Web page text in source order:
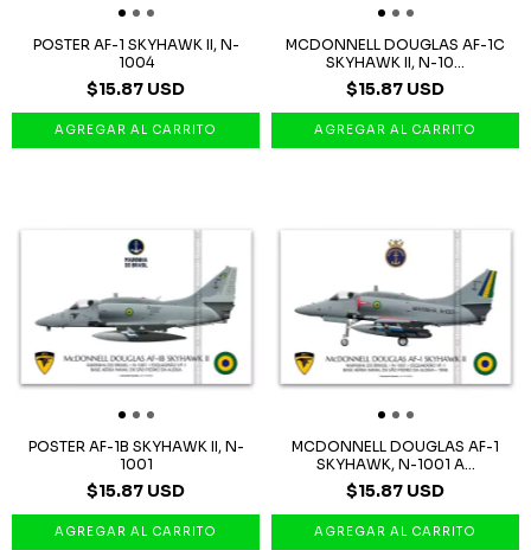
POSTER AF-1 SKYHAWK II, N-
1004
$15.87 USD
MCDONNELL DOUGLAS AF-1C
SKYHAWK II, N-10...
$15.87 USD
POSTER AF-1B SKYHAWK II, N-
1001
$15.87 USD
MCDONNELL DOUGLAS AF-1
SKYHAWK, N-1001 A...
$15.87 USD